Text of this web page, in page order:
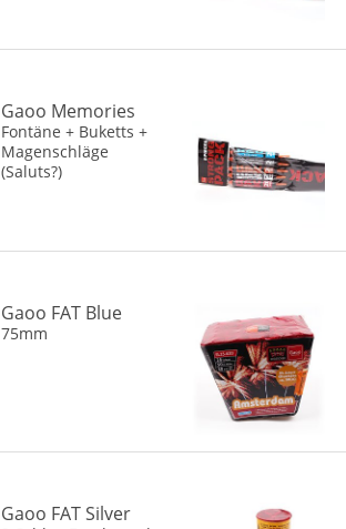
Gaoo Memories
Fontäne + Buketts +
Magenschläge
(Saluts?)
Gaoo FAT Blue
75mm
Gaoo FAT Silver